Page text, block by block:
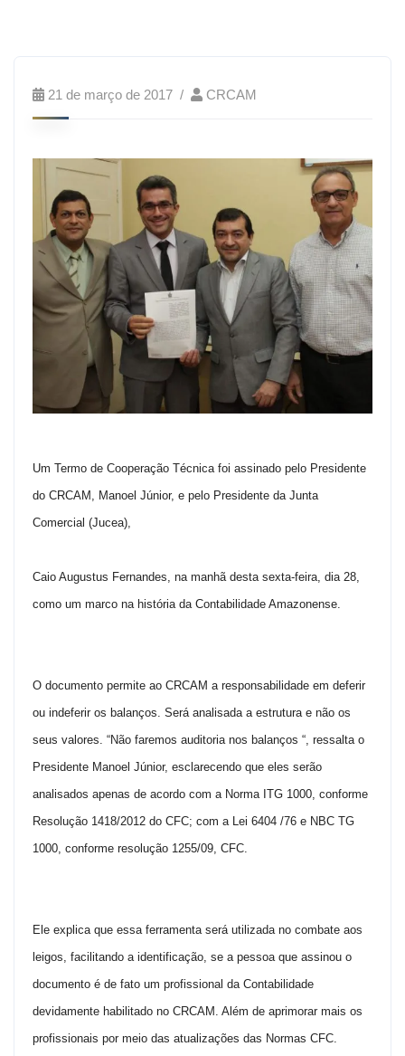
21 de março de 2017 CRCAM
Um Termo de Cooperação Técnica foi assinado pelo Presidente
do CRCAM, Manoel Júnior, e pelo Presidente da Junta
Comercial (Jucea),
Caio Augustus Fernandes, na manhã desta sexta-feira, dia 28,
como um marco na história da Contabilidade Amazonense.
O documento permite ao CRCAM a responsabilidade em deferir
ou indeferir os balanços. Será analisada a estrutura e não os
seus valores. “Não faremos auditoria nos balanços “, ressalta o
Presidente Manoel Júnior, esclarecendo que eles serão
analisados apenas de acordo com a Norma ITG 1000, conforme
Resolução 1418/2012 do CFC; com a Lei 6404 /76 e NBC TG
1000, conforme resolução 1255/09, CFC.
Ele explica que essa ferramenta será utilizada no combate aos
leigos, facilitando a identificação, se a pessoa que assinou o
documento é de fato um profissional da Contabilidade
devidamente habilitado no CRCAM. Além de aprimorar mais os
profissionais por meio das atualizações das Normas CFC.